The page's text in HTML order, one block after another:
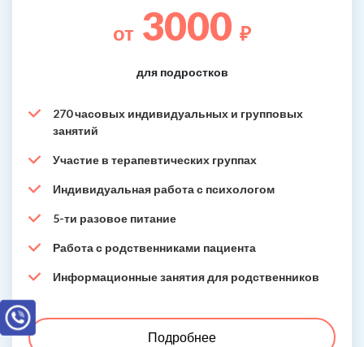
от 3000 ₽
для подростков
270 часовых индивидуальных и групповых
занятий
Участие в терапевтических группах
Индивидуальная работа с психологом
5-ти разовое питание
Работа с родственниками пациента
Информационные занятия для родственников
Подробнее